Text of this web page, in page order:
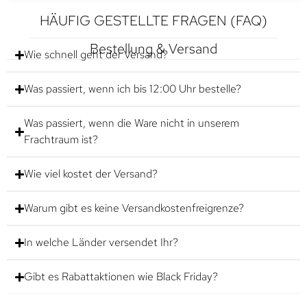
HÄUFIG GESTELLTE FRAGEN (FAQ)
Bestellung & Versand
Wie schnell geht der Versand?
Was passiert, wenn ich bis 12:00 Uhr bestelle?
Was passiert, wenn die Ware nicht in unserem
Frachtraum ist?
Wie viel kostet der Versand?
Warum gibt es keine Versandkostenfreigrenze?
In welche Länder versendet Ihr?
Gibt es Rabattaktionen wie Black Friday?